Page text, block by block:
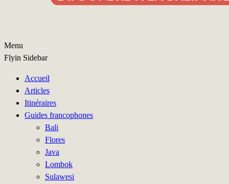
Menu
Flyin Sidebar
Accueil
Articles
Itinéraires
Guides francophones
Bali
Flores
Java
Lombok
Sulawesi